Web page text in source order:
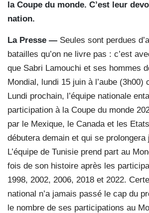
la Coupe du monde. C’est leur
nation.
La Presse — Seules sont perdues
batailles qu’on ne livre pas : c’est
que Sabri Lamouchi et ses hommes
Mondial, lundi 15 juin à l’aube (3h00)
Lundi prochain, l’équipe nationale
participation à la Coupe du monde
par le Mexique, le Canada et les
débutera demain et qui se prolongera
L’équipe de Tunisie prend part au
fois de son histoire après les
1998, 2002, 2006, 2018 et 2022.
national n’a jamais passé le cap du
le nombre de ses participations au